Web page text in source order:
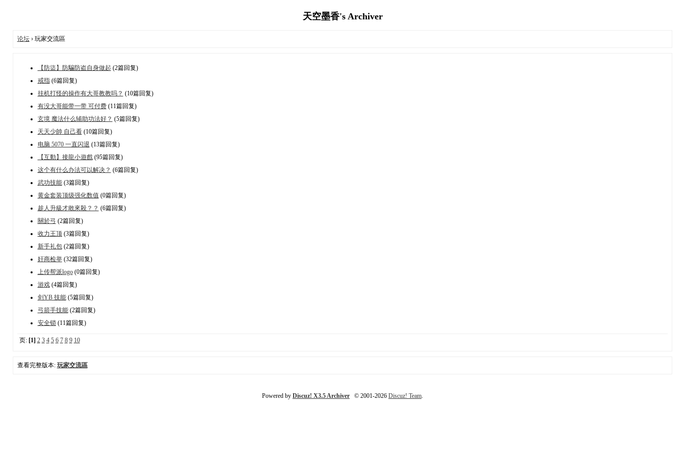
天空墨香's Archiver
论坛› 玩家交流區
【防盜】防騙防盗自身做起 (2篇回复)
戒指(6篇回复)
挂机打怪的操作有大哥教教吗？ (10篇回复)
有没大哥能带一带 可付费(11篇回复)
玄境 魔法什么辅助功法好？ (5篇回复)
天天少帥 自己看(10篇回复)
电脑 5070 一直闪退 (13篇回复)
【互動】接龍小遊戲(95篇回复)
这个有什么办法可以解决？ (6篇回复)
武功技能(3篇回复)
黄金套装顶级强化数值 (0篇回复)
趁人升級才敢來殺？？ (6篇回复)
關於弓 (2篇回复)
收力王顶(3篇回复)
新手礼包(2篇回复)
奸商检举(32篇回复)
上传帮派logo(0篇回复)
游戏(4篇回复)
剑YB 技能(5篇回复)
弓箭手技能(2篇回复)
安全锁 (11篇回复)
页: [1] 2 3 4 5 6 7 8 9 10
查看完整版本: 玩家交流區
Powered by Discuz! X3.5 Archiver © 2001-2026 Discuz! Team.